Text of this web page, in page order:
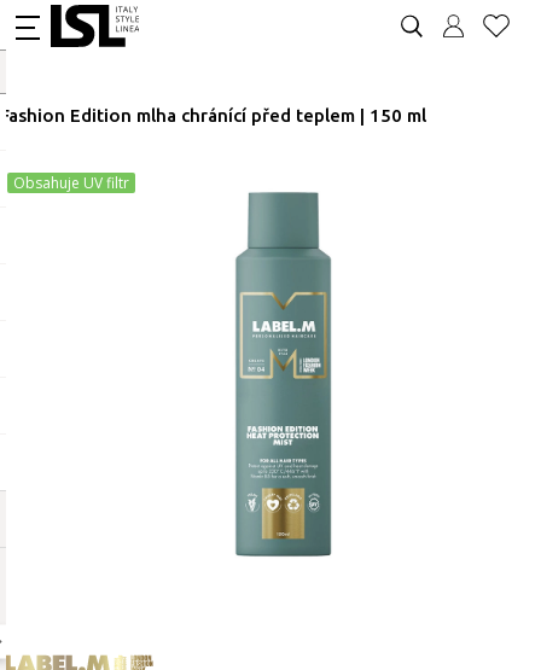
Fashion Edition mlha chránící před teplem | 150 ml
Obsahuje UV filtr